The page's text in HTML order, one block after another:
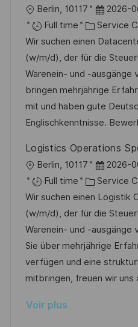
n
p
o
c
a
l
i
s
a
i
o
Berlin, 10117
D
a
t
e
d
’
a
f
i
c
h
a
g
e
2026-
Full time
C
a
t
é
g
o
r
e
Service
Wir suchen einen
(w/m/d), der für die
Warenein- und -ausgänge
bringen mehrjährige
mit und haben gute
Englischkenntnisse.
Logistics Operations
o
c
a
l
i
s
a
Berlin, 10117
D
a
t
e
d
’
a
f
2026-
Full time
C
a
t
é
g
o
r
Service
Wir suchen einen Logistik
(w/m/d), der für die
Warenein- und -ausgänge
Sie über mehrjährige
verfügen und eine
mitbringen, freuen wir uns
Voir plus